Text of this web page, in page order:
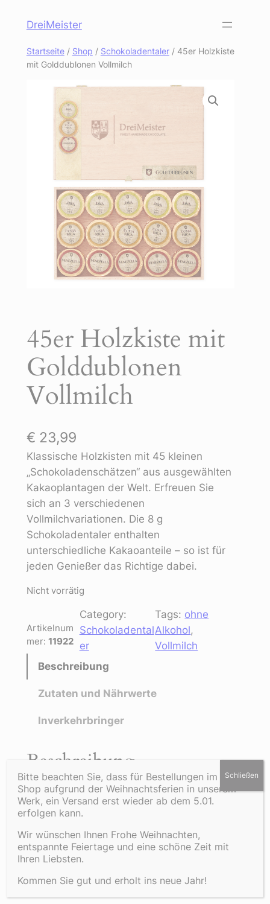
InhaltDreiMeister
Startseite/ Shop / Schokoladentaler/ 45er Holzkiste
mit Golddublonen Vollmilch
45er Holzkiste mit
Golddublonen
Vollmilch
€ 23,99
Klassische Holzkisten mit 45 kleinen
„Schokoladenschätzen“ aus ausgewählten
Kakaoplantagen der Welt. Erfreuen Sie
sich an 3 verschiedenen
Vollmilchvariationen. Die 8 g
Schokoladentaler enthalten
unterschiedliche Kakaoanteile – so ist für
jeden Genießer das Richtige dabei.
Nicht vorrätig
Artikelnum
mer: 11922
Category:
Schokoladental
er
Tags: ohne
Alkohol
Vollmilch
Beschreibung
Zutaten und Nährwerte
Inverkehrbringer
Beschreibung
Produktinformation „45er Holzkiste mit
Golddublonen Vollmilch“
Inhalt: 360g
45 Golddublonen in folgenden 3 Vollmilch-
Sorten sind enthalten:
Bitte beachten Sie, dass für Bestellungen im Online
Shop aufgrund der Weihnachtsferien in unserem
Werk, ein Versand erst wieder ab dem 5.01.
erfolgen kann.
Wir wünschen Ihnen Frohe Weihnachten,
entspannte Feiertage und eine schöne Zeit mit
Ihren Liebsten.
Kommen Sie gut und erholt ins neue Jahr!
Schließen